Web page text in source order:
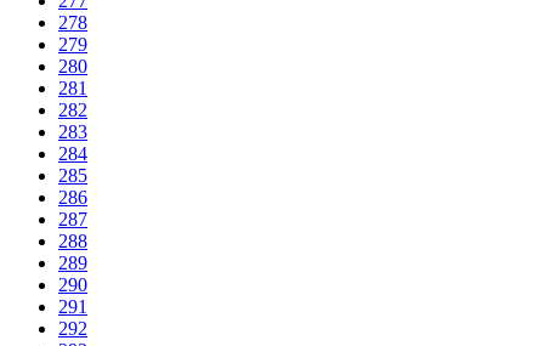
278
279
280
281
282
283
284
285
286
287
288
289
290
291
292